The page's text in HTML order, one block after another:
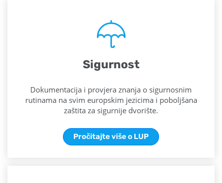
Sigurnost
Dokumentacija i provjera znanja o sigurnosnim
rutinama na svim europskim jezicima i poboljšana
zaštita za sigurnije dvorište.
Pročitajte više o LUP